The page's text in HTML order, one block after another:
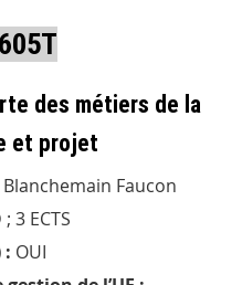
des métiers de la
et projet
Faucon
3 ECTS
: OUI